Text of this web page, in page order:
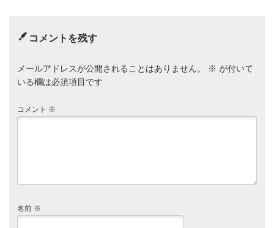
コメントを残す
メールアドレスが公開されることはありません。 ※ が付いて
いる欄は必須項目です
コメント ※
名前 ※